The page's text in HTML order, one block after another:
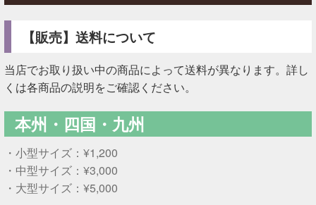
【販売】送料について
当店でお取り扱い中の商品によって送料が異なります。詳し
くは各商品の説明をご確認ください。
本州・四国・九州
・小型サイズ：¥1,200
・中型サイズ：¥3,000
・大型サイズ：¥5,000